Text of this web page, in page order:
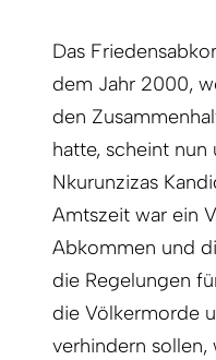
Das
dem Jahr 2000,
den
hatte, scheint
Nkurunzizas
Amtszeit war ein
Abkommen und
die Regelungen
die Völkermorde
verhindern sollen,